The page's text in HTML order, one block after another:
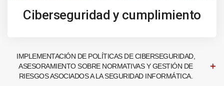
Ciberseguridad y cumplimiento
IMPLEMENTACIÓN DE POLÍTICAS DE CIBERSEGURIDAD,
ASESORAMIENTO SOBRE NORMATIVAS Y GESTIÓN DE
RIESGOS ASOCIADOS A LA SEGURIDAD INFORMÁTICA.